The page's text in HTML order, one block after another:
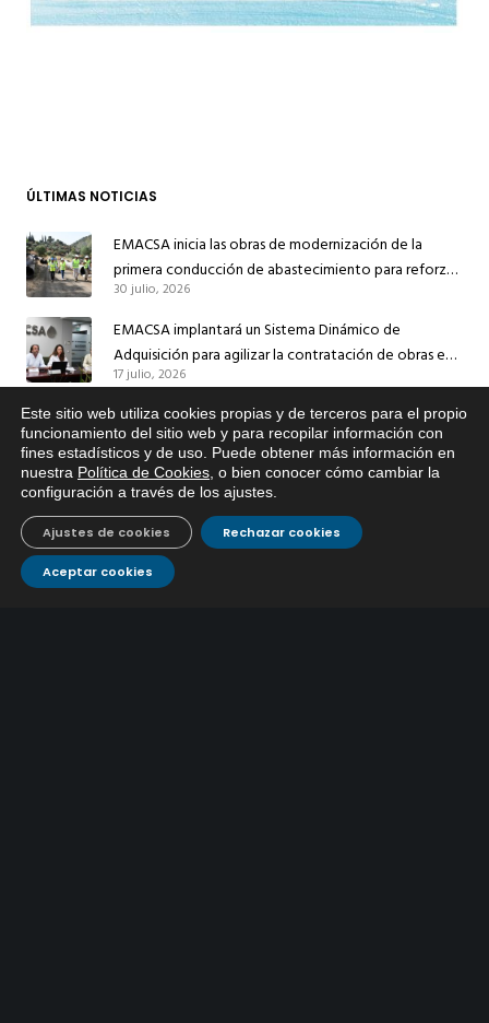
ÚLTIMAS NOTICIAS
EMACSA inicia las obras de modernización de la
primera conducción de abastecimiento para reforzar
el suministro de agua de Córdoba
30 julio, 2026
EMACSA implantará un Sistema Dinámico de
Adquisición para agilizar la contratación de obras en
sus redes e instalaciones
17 julio, 2026
EMACSA inicia hoy las obras de una nueva arteria de
abastecimiento y una red de agua no potable en
Ingeniero Ruiz de Azúa
13 julio, 2026
Caracterización ZA Córdoba Red Quemadas- 1ª Sem
2026
9 julio, 2026
Caracterización ZA Córdoba Red Carrera Caballo-1º
Este sitio web utiliza cookies propias y de terceros para el propio
funcionamiento del sitio web y para recopilar información con
fines estadísticos y de uso. Puede obtener más información en
nuestra Política de Cookies , o bien conocer cómo cambiar la
configuración a través de los ajustes
Aceptar cookies
Rechazar cookies
Ajustes de cookies
Si tiene cualquier duda sobre
EMACSA, haga click abajo.